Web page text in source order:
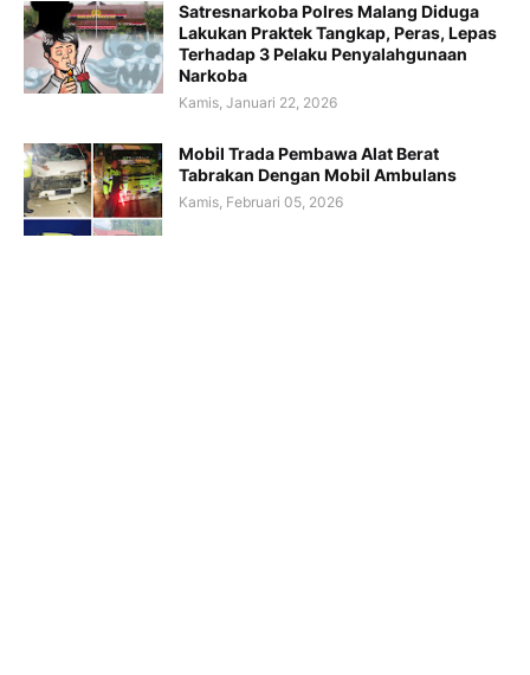
Satresnarkoba Polres Malang Diduga
Lakukan Praktek Tangkap, Peras, Lepas
Terhadap 3 Pelaku Penyalahgunaan
Narkoba
Kamis, Januari 22, 2026
Mobil Trada Pembawa Alat Berat
Tabrakan Dengan Mobil Ambulans
Kamis, Februari 05, 2026